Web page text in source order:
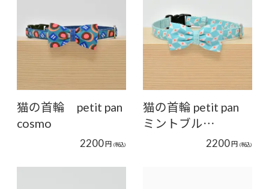
猫の首輪 petit pan
cosmo
2200円 (税込)
猫の首輪 petit pan
ミントブル…
2200円 (税込)